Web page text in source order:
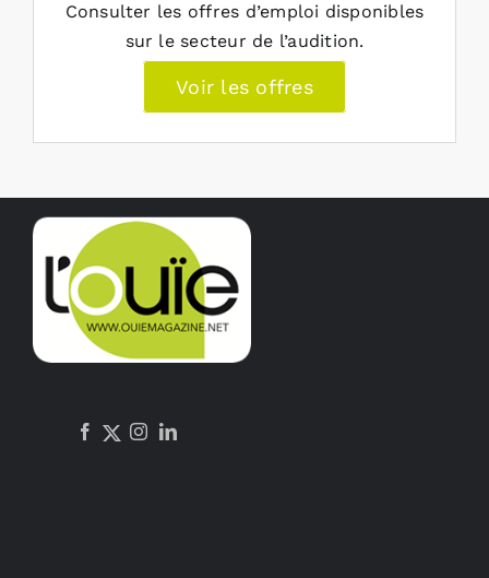
Consulter les offres d’emploi disponibles
sur le secteur de l’audition.
Voir les offres